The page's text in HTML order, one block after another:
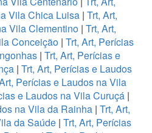
Vila Chica Luisa | Trt, Art,
Vila Clementino | Trt, Art,
Conceição| Trt, Art, Perícias
| Trt, Art, Perícias e
| Trt, Art, Perícias e Laudos
Perícias e Laudos na Vila
e Laudos na Vila Curuçá |
na Vila da Rainha | Trt, Art,
da Saúde| Trt, Art, Perícias